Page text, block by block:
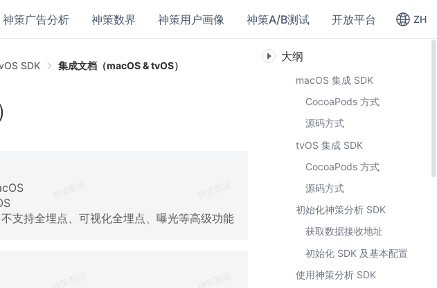
神策广告分析 神策数界 神策用户画像 神策A/B测试 开放平台 ZH
SDK 集成文档（macOS & tvOS）
支持全埋点、可视化全埋点、曝光等高级功能
大纲
macOS 集成 SDK
CocoaPods 方式
源码方式
tvOS 集成 SDK
CocoaPods 方式
源码方式
初始化神策分析 SDK
获取数据接收地址
初始化 SDK 及基本配置
使用神策分析 SDK